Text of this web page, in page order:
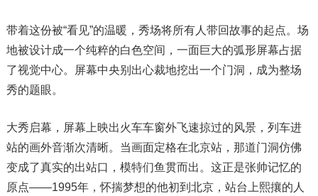
带着这份被“看见”的温暖，秀场将所有人带回故事的起点。场
地被设计成一个纯粹的白色空间，一面巨大的弧形屏幕占据
了视觉中心。屏幕中央别出心裁地挖出一个门洞，成为整场
秀的题眼。
大秀启幕，屏幕上映出火车车窗外飞速掠过的风景，列车进
站的画外音渐次清晰。当画面定格在北京站，那道门洞仿佛
变成了真实的出站口，模特们鱼贯而出。这正是张帅记忆的
原点——1995年，怀揣梦想的他初到北京，站台上熙攘的人